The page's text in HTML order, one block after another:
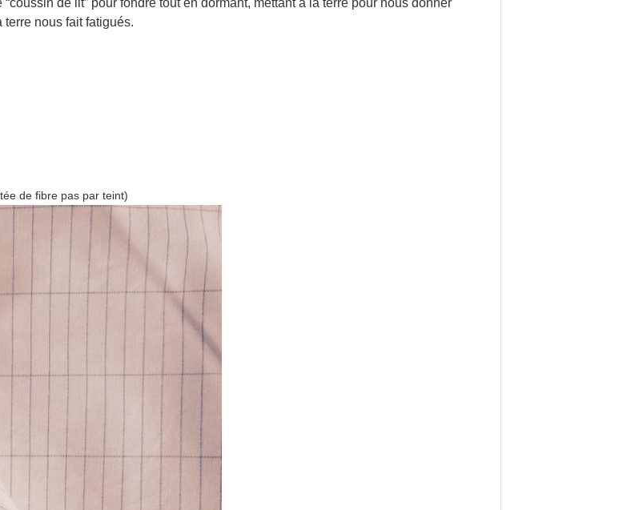
de lit” pour fondre tout en dormant, mettant à la terre pour nous donner
nous fait fatigués.
de fibre pas par teint)